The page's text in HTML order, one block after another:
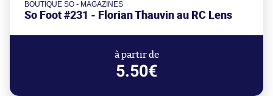
BOUTIQUE SO - MAGAZINES
So Foot #231 - Florian Thauvin au RC Lens
à partir de
5.50€